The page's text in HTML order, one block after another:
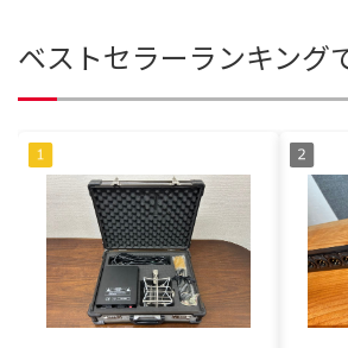
ベストセラーランキング